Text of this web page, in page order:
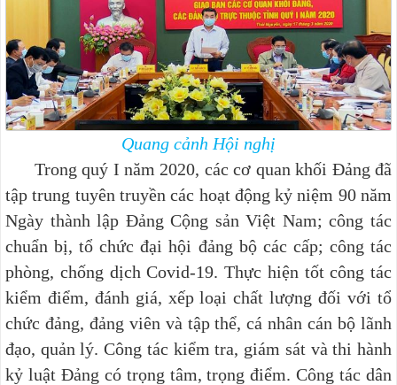
Quang cảnh Hội nghị
Trong quý I năm 2020, các cơ quan khối Đảng đã
tập trung tuyên truyền các hoạt động kỷ niệm 90 năm
Ngày thành lập Đảng Cộng sản Việt Nam; công tác
chuẩn bị, tổ chức đại hội đảng bộ các cấp; công tác
phòng, chống dịch Covid-19. Thực hiện tốt công tác
kiểm điểm, đánh giá, xếp loại chất lượng đối với tổ
chức đảng, đảng viên và tập thể, cá nhân cán bộ lãnh
đạo, quản lý. Công tác kiểm tra, giám sát và thi hành
kỷ luật Đảng có trọng tâm, trọng điểm. Công tác dân